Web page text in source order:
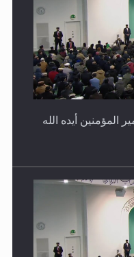
المؤمنين أيده الله